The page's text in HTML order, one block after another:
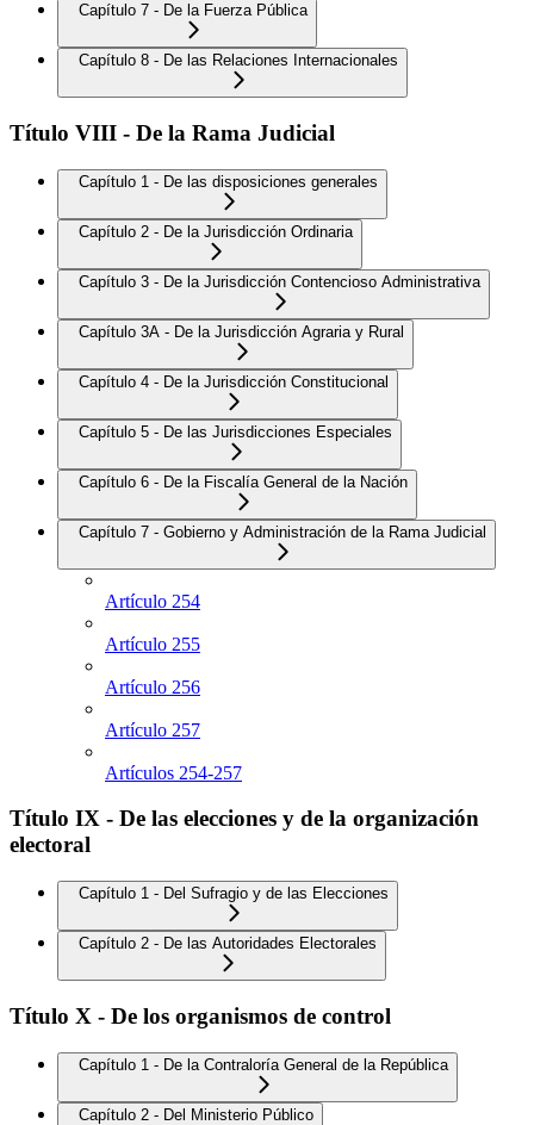
Capítulo 7 - De la Fuerza Pública
Capítulo 8 - De las Relaciones Internacionales
Título VIII - De la Rama Judicial
Capítulo 1 - De las disposiciones generales
Capítulo 2 - De la Jurisdicción Ordinaria
Capítulo 3 - De la Jurisdicción Contencioso Administrativa
Capítulo 3A - De la Jurisdicción Agraria y Rural
Capítulo 4 - De la Jurisdicción Constitucional
Capítulo 5 - De las Jurisdicciones Especiales
Capítulo 6 - De la Fiscalía General de la Nación
Capítulo 7 - Gobierno y Administración de la Rama Judicial
Artículo 254
Artículo 255
Artículo 256
Artículo 257
Artículos 254-257
Título IX - De las elecciones y de la organización
electoral
Capítulo 1 - Del Sufragio y de las Elecciones
Capítulo 2 - De las Autoridades Electorales
Título X - De los organismos de control
Capítulo 1 - De la Contraloría General de la República
Capítulo 2 - Del Ministerio Público